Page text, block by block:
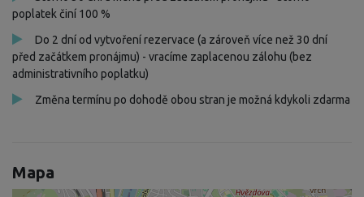
poplatek činí 100 %
Do 2 dní od vytvoření rezervace (a zároveň více než 30 dní
před začátkem pronájmu) - vracíme zaplacenou zálohu (bez
administrativního poplatku)
Změna termínu po dohodě obou stran je možná kdykoli zdarma
Mapa